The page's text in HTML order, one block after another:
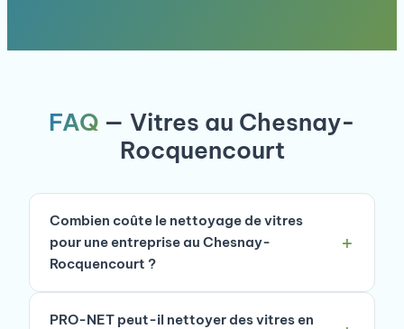
FAQ — Vitres au Chesnay-
Rocquencourt
Combien coûte le nettoyage de vitres
pour une entreprise au Chesnay-
Rocquencourt ?
PRO-NET peut-il nettoyer des vitres en